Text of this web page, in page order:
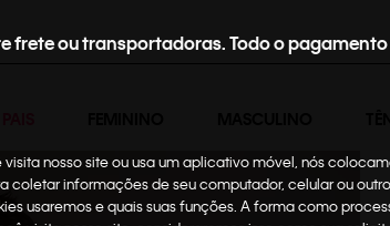
frete ou transportadoras. Todo o
nosso site ou usa um aplicativo móvel, nós
coletar informações de seu computador, celular ou
usaremos e quais suas funções. A forma como